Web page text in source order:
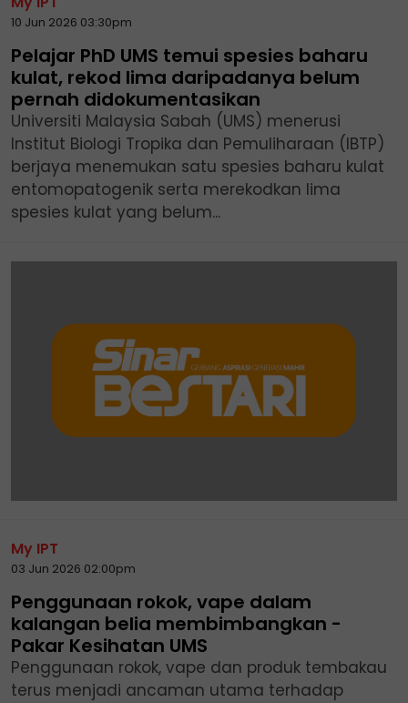
10 Jun 2026 03:30pm
Pelajar PhD UMS temui spesies baharu
kulat, rekod lima daripadanya belum
pernah didokumentasikan
Universiti Malaysia Sabah (UMS) menerusi
Institut Biologi Tropika dan Pemuliharaan (IBTP)
berjaya menemukan satu spesies baharu kulat
entomopatogenik serta merekodkan lima
spesies kulat yang belum...
My IPT
03 Jun 2026 02:00pm
Penggunaan rokok, vape dalam
kalangan belia membimbangkan -
Pakar Kesihatan UMS
Penggunaan rokok, vape dan produk tembakau
terus menjadi ancaman utama terhadap